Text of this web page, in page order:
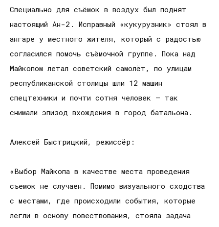
Специально для съёмок в воздух был поднят
настоящий Ан-2. Исправный «кукурузник» стоял в
ангаре у местного жителя, который с радостью
согласился помочь съёмочной группе. Пока над
Майкопом летал советский самолёт, по улицам
республиканской столицы шли 12 машин
спецтехники и почти сотня человек — так
снимали эпизод вхождения в город батальона.
Алексей Быстрицкий, режиссёр:
«Выбор Майкопа в качестве места проведения
съемок не случаен. Помимо визуального сходства
с местами, где происходили события, которые
легли в основу повествования, стояла задача